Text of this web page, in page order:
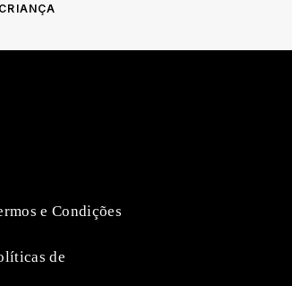
e Condições
de